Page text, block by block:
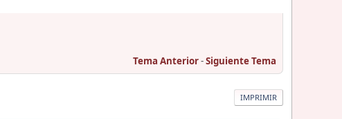
Tema Anterior-Siguiente Tema
IMPRIMIR